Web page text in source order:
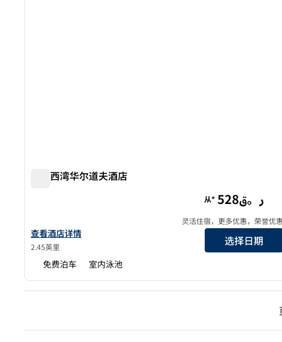
多哈西湾华尔道夫酒店
查看华尔道夫多哈西湾酒店的详细信息
查看酒店详情
2.45英里
从* 528ر。ق
灵活住宿，更多优惠，荣誉优惠
选择日期
免费泊车 室内泳池
上